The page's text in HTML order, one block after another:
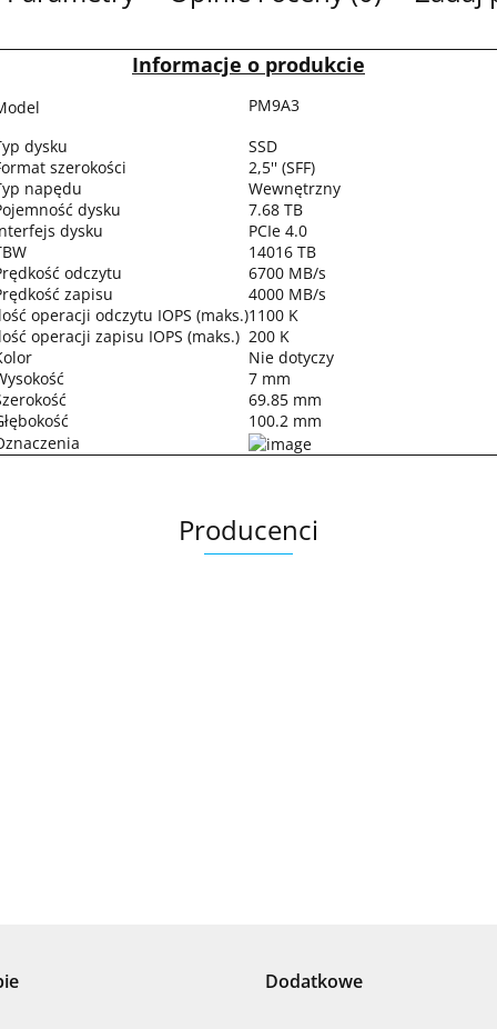
Informacje o produkcie
PM9A3
dysku
SSD
szerokości
2,5'' (SFF)
napędu
Wewnętrzny
dysku
7.68 TB
dysku
PCIe 4.0
14016 TB
odczytu
6700 MB/s
zapisu
4000 MB/s
operacji odczytu IOPS (maks.)1100 K
operacji zapisu IOPS (maks.) 200 K
Nie dotyczy
7 mm
69.85 mm
100.2 mm
Producenci
Dodatkowe